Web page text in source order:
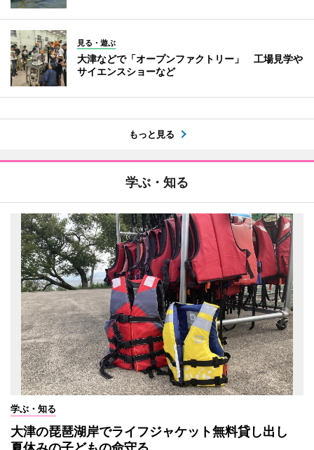
見る・遊ぶ
大津などで「オープンファクトリー」 工場見学や
サイエンスショーなど
もっと見る
学ぶ・知る
学ぶ・知る
大津の琵琶湖岸でライフジャケット無料貸し出し